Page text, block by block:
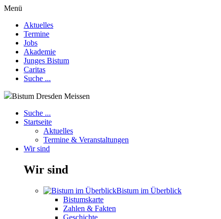
Menü
Aktuelles
Termine
Jobs
Akademie
Junges Bistum
Caritas
Suche ...
Bistum Dresden Meissen
Suche ...
Startseite
Aktuelles
Termine & Veranstaltungen
Wir sind
Wir sind
Bistum im Überblick
Bistumskarte
Zahlen & Fakten
Geschichte